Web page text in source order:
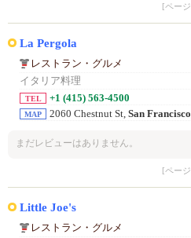
[ペー
La Pergola
レストラン・グルメ
イタリア料理
TEL +1 (415) 563-4500
MAP 2060 Chestnut St, San Francisco
まだレビューはありません。
[ペー
Little Joe's
レストラン・グルメ